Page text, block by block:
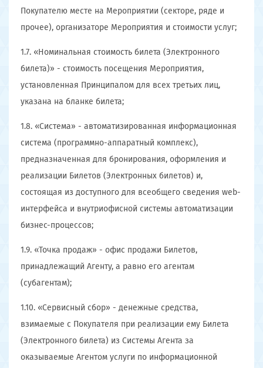
Покупателю месте на Мероприятии (секторе, ряде и
прочее), организаторе Мероприятия и стоимости услуг;
1.7. «Номинальная стоимость билета (Электронного
билета)» - стоимость посещения Мероприятия,
установленная Принципалом для всех третьих лиц,
указана на бланке билета;
1.8. «Система» - автоматизированная информационная
система (программно-аппаратный комплекс),
предназначенная для бронирования, оформления и
реализации Билетов (Электронных билетов) и,
состоящая из доступного для всеобщего сведения web-
интерфейса и внутриофисной системы автоматизации
бизнес-процессов;
1.9. «Точка продаж» - офис продажи Билетов,
принадлежащий Агенту, а равно его агентам
(субагентам);
1.10. «Сервисный сбор» - денежные средства,
взимаемые с Покупателя при реализации ему Билета
(Электронного билета) из Системы Агента за
оказываемые Агентом услуги по информационной